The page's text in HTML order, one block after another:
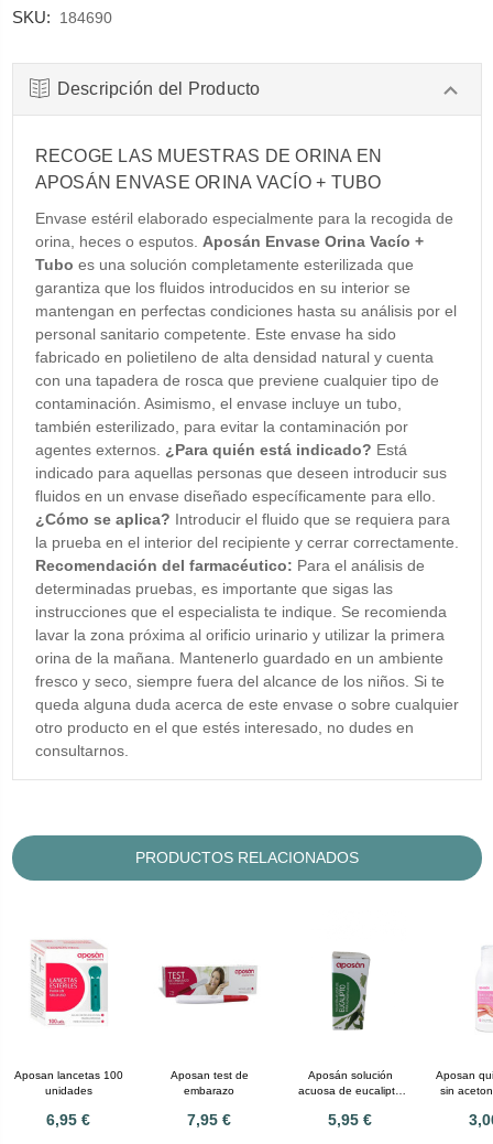
SKU: 184690
Descripción del Producto
RECOGE LAS MUESTRAS DE ORINA EN
APOSÁN ENVASE ORINA VACÍO + TUBO
Envase estéril elaborado especialmente para la recogida de
orina, heces o esputos. Aposán Envase Orina Vacío +
Tubo es una solución completamente esterilizada que
garantiza que los fluidos introducidos en su interior se
mantengan en perfectas condiciones hasta su análisis por el
personal sanitario competente. Este envase ha sido
fabricado en polietileno de alta densidad natural y cuenta
con una tapadera de rosca que previene cualquier tipo de
contaminación. Asimismo, el envase incluye un tubo,
también esterilizado, para evitar la contaminación por
agentes externos. ¿Para quién está indicado? Está
indicado para aquellas personas que deseen introducir sus
fluidos en un envase diseñado específicamente para ello.
¿Cómo se aplica? Introducir el fluido que se requiera para
la prueba en el interior del recipiente y cerrar correctamente.
Recomendación del farmacéutico: Para el análisis de
determinadas pruebas, es importante que sigas las
instrucciones que el especialista te indique. Se recomienda
lavar la zona próxima al orificio urinario y utilizar la primera
orina de la mañana. Mantenerlo guardado en un ambiente
fresco y seco, siempre fuera del alcance de los niños. Si te
queda alguna duda acerca de este envase o sobre cualquier
otro producto en el que estés interesado, no dudes en
consultarnos.
PRODUCTOS RELACIONADOS
Aposan lancetas 100
unidades
6,95 €
Aposan test de
embarazo
7,95 €
Aposán solución
acuosa de eucalipto
5,95 €
Aposan
sin